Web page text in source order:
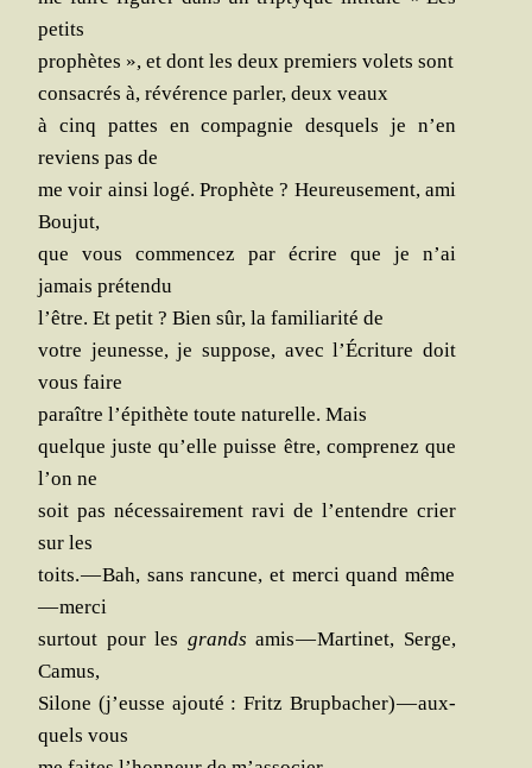
petits
pro­phètes », et dont les deux pre­miers volets sont
consa­crés à, révé­rence par­ler, deux veaux
à cinq pattes en com­pa­gnie des­quels je n’en
reviens pas de
me voir ain­si logé. Pro­phète ? Heu­reu­se­ment, ami
Boujut,
que vous com­men­cez par écrire que je n’ai
jamais prétendu
l’être. Et petit ? Bien sûr, la fami­lia­ri­té de
votre jeu­nesse, je sup­pose, avec l’Écriture doit
vous faire
paraître l’épithète toute natu­relle. Mais
quelque juste qu’elle puisse être, com­pre­nez que
l’on ne
soit pas néces­sai­re­ment ravi de l’entendre crier
sur les
toits. — Bah, sans ran­cune, et mer­ci quand même
— merci
sur­tout pour les grandsamis — Mar­ti­net, Serge,
Camus,
Silone (j’eusse ajou­té : Fritz Brup­ba­cher) — aux­
quels vous